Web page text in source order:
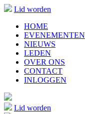
Lid worden
HOME
EVENEMENTEN
NIEUWS
LEDEN
OVER ONS
CONTACT
INLOGGEN
Lid worden